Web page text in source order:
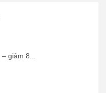
giảm 8...